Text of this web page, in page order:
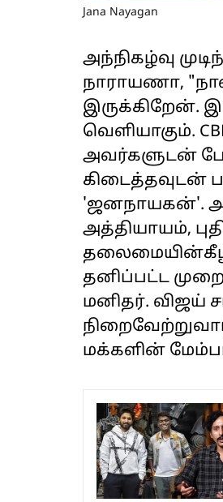
Jana Nayagan
அந்நிகழ்வு
நாராயணா,
இருக்கிறேன்.
வெளியாகும்.
அவர்களுடன்
'ஜனநாயகன்'.
அத்தியாயம்,
தலைமையின்கீழ்
தனிப்பட்ட
மனிதர். விஜய்
மக்களின்